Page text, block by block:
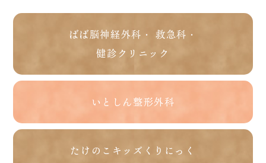
ばば脳神経外科・ 救急科・
健診クリニック
いとしん整形外科
たけのこキッズくりにっく